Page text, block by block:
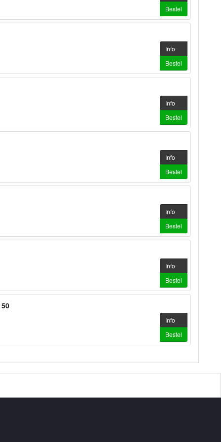
Bestel
Info
Bestel
Info
Bestel
Info
Bestel
Info
Bestel
Info
Bestel
Info
Bestel